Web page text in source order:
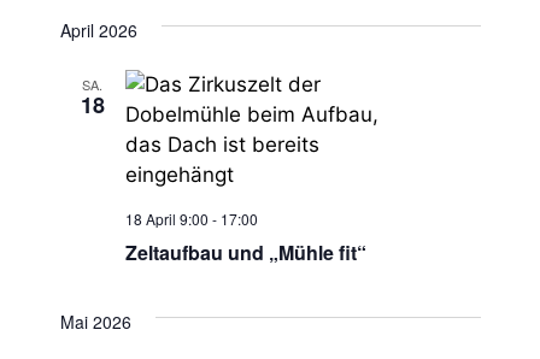
n
g
April 2026
SA.
18
Zeltaufbau und „Mühle fit“
18 April 9:00 - 17:00
Mai 2026